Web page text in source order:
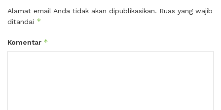
Alamat email Anda tidak akan dipublikasikan. Ruas yang wajib
ditandai *
Komentar *